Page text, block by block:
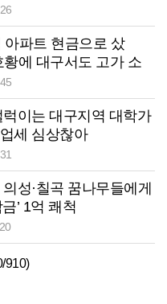
아파트 현금으로 샀
에 대구서도 고가 소
이는 대구지역 대학가
세 심상찮아
성·칠곡 꿈나무들에게
’ 1억 쾌척
/910)